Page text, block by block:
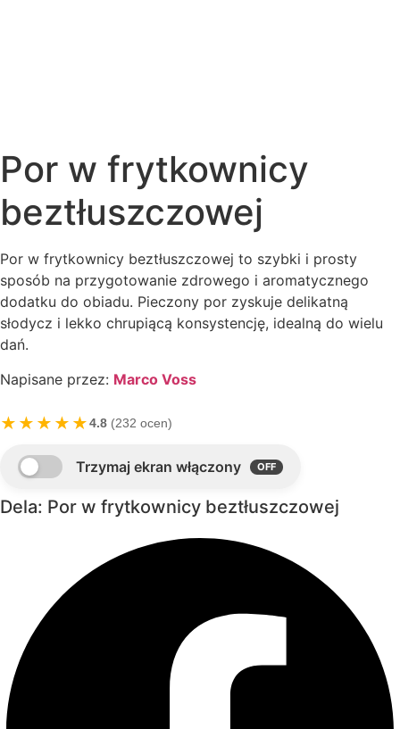
Por w frytkownicy
beztłuszczowej
Por w frytkownicy beztłuszczowej to szybki i prosty
sposób na przygotowanie zdrowego i aromatycznego
dodatku do obiadu. Pieczony por zyskuje delikatną
słodycz i lekko chrupiącą konsystencję, idealną do wielu
dań.
Napisane przez: Marco Voss
★★★★★4.8 (232 ocen)
Dela: Por w frytkownicy beztłuszczowej